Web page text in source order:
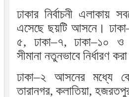
ঢাকার নির্বাচনী এলাকায়
এসেছে ছয়টি আসনে।
৫, ঢাকা–৭, ঢাকা–১০ ও
সীমানা নতুনভাবে নির্ধারণ
ঢাকা–২ আসনের মধ্যে
তারানগর, কলাতিয়া,